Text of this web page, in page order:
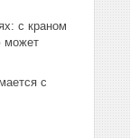
с краном
может
с